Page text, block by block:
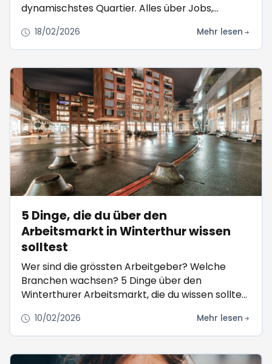
dynamischstes Quartier. Alles über Jobs,
18/02/2026 Mehr lesen
5 Dinge, die du über den
Arbeitsmarkt in Winterthur wissen
solltest
Wer sind die grössten Arbeitgeber? Welche
Branchen wachsen? 5 Dinge über den
Winterthurer Arbeitsmarkt, die du wissen solltest
10/02/2026 Mehr lesen